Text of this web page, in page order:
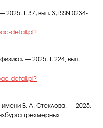
Т. 37, вып. 3, ISSN 0234-
detail.pl?
— 2025. Т. 224, вып.
detail.pl?
имени В. А. Стеклова. — 2025.
трехмерных